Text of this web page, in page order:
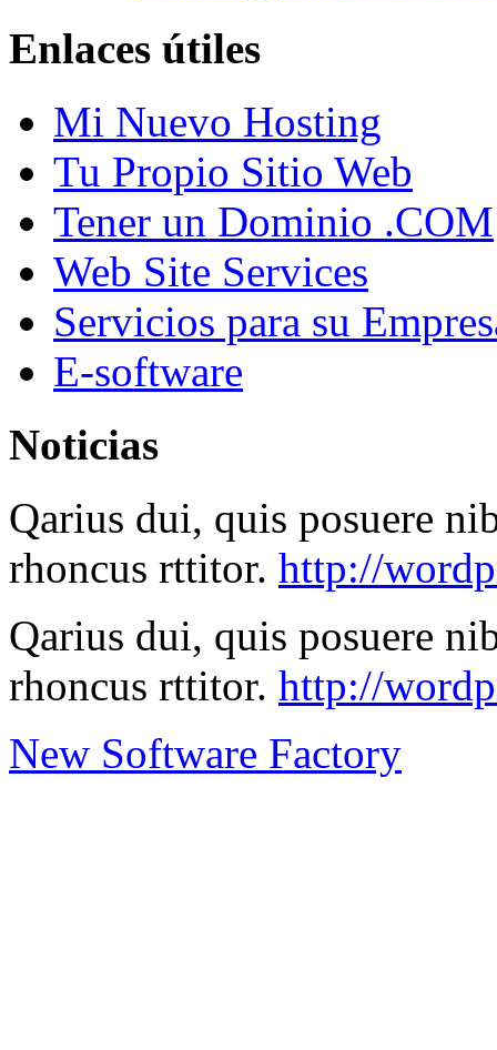
Enlaces útiles
Mi Nuevo Hosting
Tu Propio Sitio Web
Tener un Dominio .COM
Web Site Services
Servicios para su
E-software
Noticias
Qarius dui, quis posuere
rhoncus rttitor. http://
Qarius dui, quis posuere
rhoncus rttitor. http://
New Software Factory